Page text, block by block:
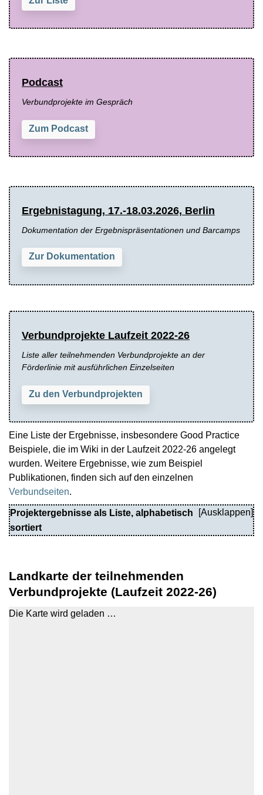
Podcast
Verbundprojekte im Gespräch
Zum Podcast
Ergebnistagung, 17.-18.03.2026, Berlin
Dokumentation der Ergebnispräsentationen und Barcamps
Zur Dokumentation
Verbundprojekte Laufzeit 2022-26
Liste aller teilnehmenden Verbundprojekte an der
Förderlinie mit ausführlichen Einzelseiten
Zu den Verbundprojekten
Eine Liste der Ergebnisse, insbesondere Good Practice
Beispiele, die im Wiki in der Laufzeit 2022-26 angelegt
wurden. Weitere Ergebnisse, wie zum Beispiel
Publikationen, finden sich auf den einzelnen
Verbundseiten.
Projektergebnisse als Liste, alphabetisch
sortiert
Landkarte der teilnehmenden
Verbundprojekte (Laufzeit 2022-26)
Die Karte wird geladen …